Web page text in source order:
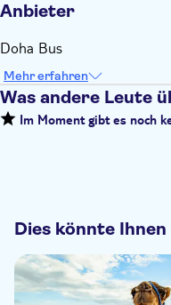
Anbieter
Doha Bus
Mehr erfahren
Was andere Leute
Im Moment gibt es noch
Dies könnte